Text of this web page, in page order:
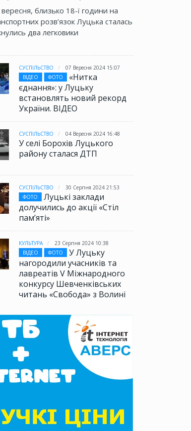
близько 18-ї години на
розв’язок Луцька сталась
два легковики
СУСПІЛЬСТВО
07 Вересня 2024 15:07
ВІДЕО
ФОТО
«Нитка
єднання»: у Луцьку
встановлять новий рекорд
України. ВІДЕО
СУСПІЛЬСТВО 04 Вересня 2024 16:48
У селі Борохів Луцького
району сталася ДТП
СУСПІЛЬСТВО
30 Серпня 2024 21:53
ФОТО
Луцькі заклади
долучились до акції «Стіл
памʼяті»
КУЛЬТУРА
23 Серпня 2024 10:38
ВІДЕО
ФОТО
У Луцьку
нагородили учасників та
лавреатів V Міжнародного
конкурсу Шевченківських
читань «Свобода» з Волині